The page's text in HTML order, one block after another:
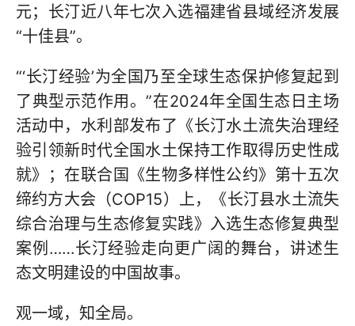
元；长汀近八年七次入选福建省县域经济发展
“十佳县”。
“‘长汀经验’为全国乃至全球生态保护修复起到
了典型示范作用。”在2024年全国生态日主场
活动中，水利部发布了《长汀水土流失治理经
验引领新时代全国水土保持工作取得历史性成
就》；在联合国《生物多样性公约》第十五次
缔约方大会（COP15）上，《长汀县水土流失
综合治理与生态修复实践》入选生态修复典型
案例……长汀经验走向更广阔的舞台，讲述生
态文明建设的中国故事。
观一域，知全局。